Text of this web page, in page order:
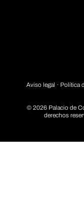
Aviso legal · Política
© 2026 Palacio de
derechos